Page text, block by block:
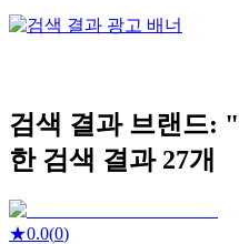
검색 결과브랜드: "
한 검색 결과 27개
★0.0(0)